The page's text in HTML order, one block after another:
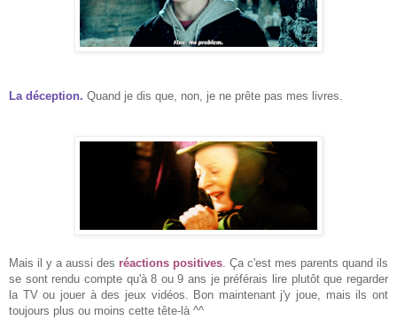
La déception. Quand je dis que, non, je ne prête pas mes livres.
Mais il y a aussi des réactions positives . Ça c'est mes parents quand ils
se sont rendu compte qu'à 8 ou 9 ans je préférais lire plutôt que regarder
la TV ou jouer à des jeux vidéos. Bon maintenant j'y joue, mais ils ont
toujours plus ou moins cette tête-là ^^